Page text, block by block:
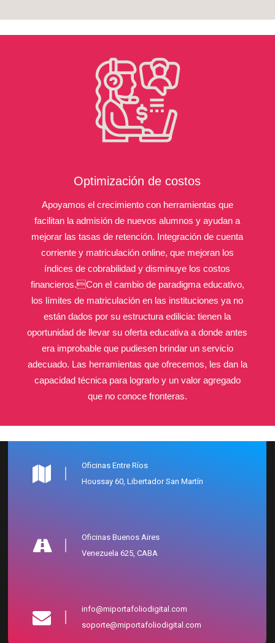
Optimización de costos
Apoyamos el crecimiento con herramientas que
facilitan la admisión de nuevos alumnos y ayudan a
mejorar las tasas de retención. Integración de cuenta
corriente y matriculación online, que mejoran los
índices de cobrabilidad y disminuye los costos
financieros.Con el cambio de paradigma educativo,
los límites de matriculación en las instituciones ya no
están dados por su estructura edilicia: tienen la
oportunidad de llevar su oferta educativa a donde antes
era improbable que pudiesen brindar un servicio
adecuado. Las herramientas que ofrecemos, les dan la
capacidad técnica para lograrlo y un valor agregado
que no conoce fronteras.
Oficinas Entre Ríos
Houssay 60, Libertador San Martín
Oficinas Buenos Aires
Venezuela 625, CABA
info@miportafoliodigital.com
soporte@miportafoliodigital.com